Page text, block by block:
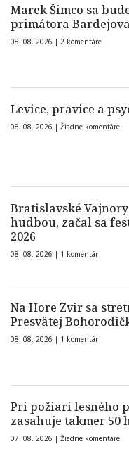
Marek Šimco sa
primátora Bardejova
08. 08. 2026 | 2 komentáre
Levice, pravice a
08. 08. 2026 | Žiadne komentáre
Bratislavské
hudbou, začal sa
2026
08. 08. 2026 | 1 komentár
Na Hore Zvir sa
Presvätej
08. 08. 2026 | 1 komentár
Pri požiari lesného
zasahuje takmer 50
07. 08. 2026 | Žiadne komentáre